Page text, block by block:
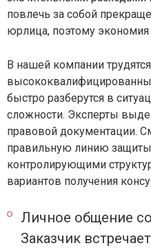
повлечь за собой
юрлица, поэтому экономия
В нашей компании трудятся
быстро разберутся в
сложности. Эксперты
правовой документации.
правильную линию
контролирующими
вариантов получения
Личное общение
Заказчик